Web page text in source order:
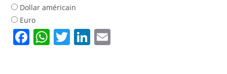
au
Bénin
Dollar américain
Euro
F W T Li